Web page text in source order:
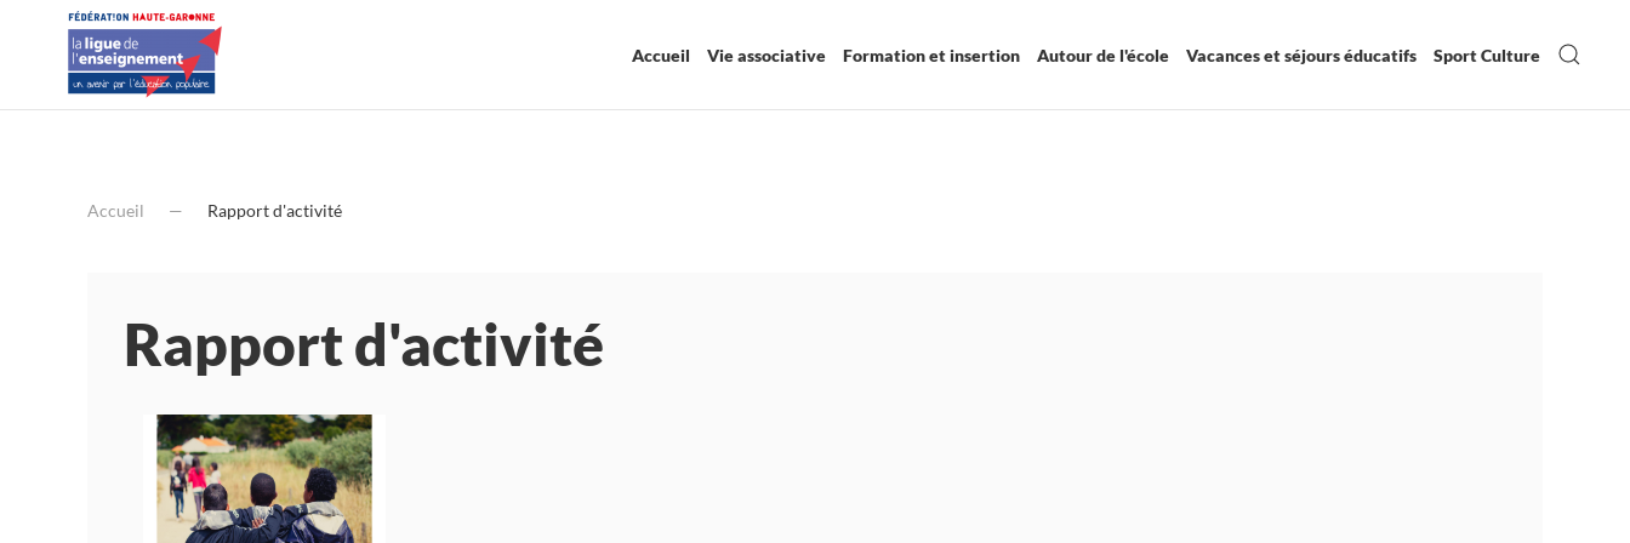
Accueil Vie associative Formation et insertion Autour de l'école Vacances et séjours éducatifs Sport Culture
Accueil Rapport d'activité
Rapport d'activité